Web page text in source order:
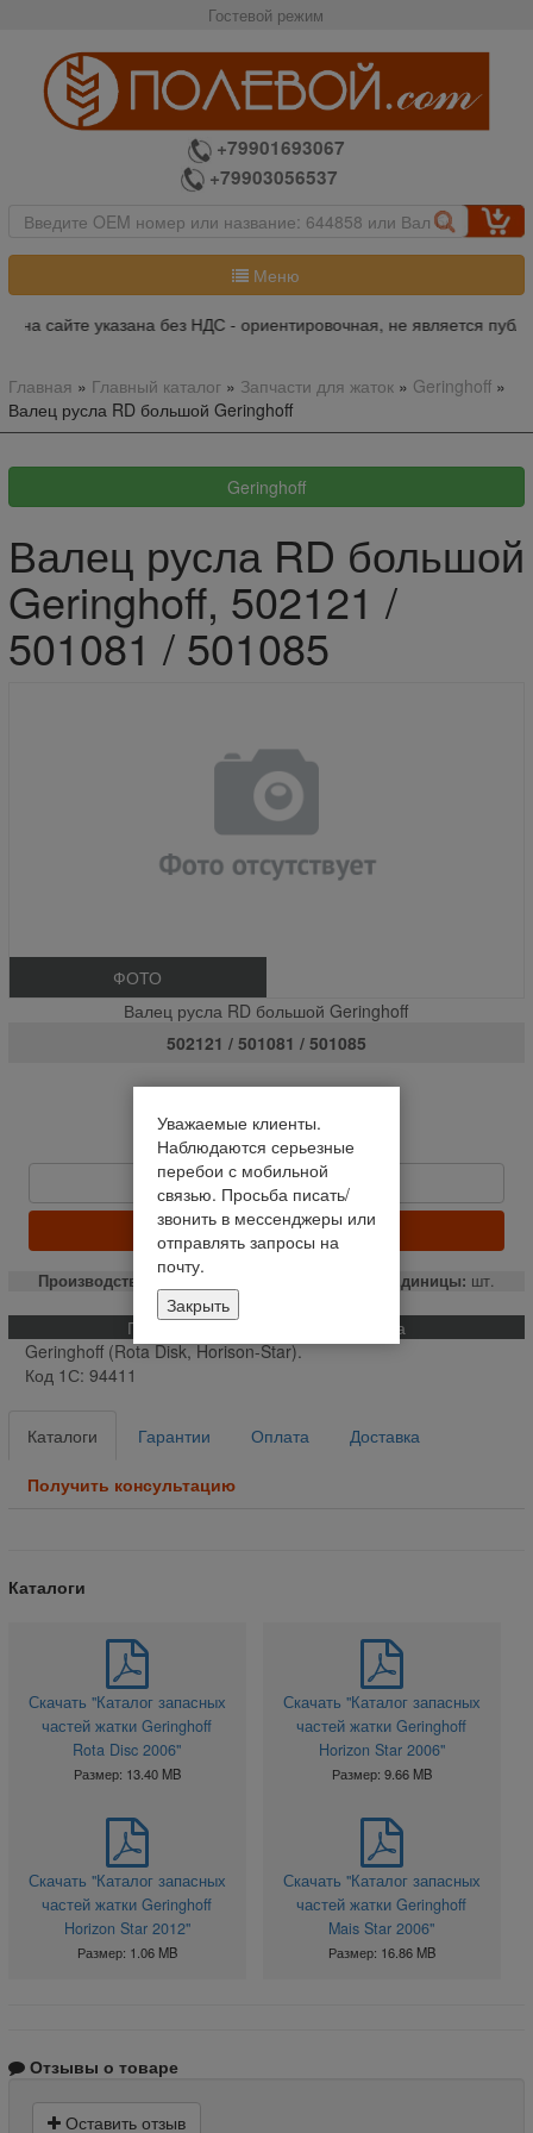
Гостевой режим
+79901693067
+79903056537
Меню
на сайте указана без НДС - ориентировочная, не является
Главная » Главный каталог» Запчасти для жаток» Geringhoff»
Валец русла RD большой Geringhoff
Валец русла RD большой
Geringhoff, 502121 /
501081 / 501085
ФОТО
Валец русла RD большой Geringhoff
502121 / 501081 / 501085
Нет в наличии
Уведомить о наличии
36 615,38 руб
Быстрый заказ
ЗАКАЗАТЬ
Производство: Единицы: шт.
Применяемость и описание товара
Geringhoff (Rota Disk, Horison-Star).
Код 1С: 94411
Каталоги Гарантии Оплата Доставка
Получить консультацию
Каталоги
Скачать "Каталог запасных
частей жатки Geringhoff
Rota Disc 2006"
Размер: 13.40 MB
Скачать "Каталог запасных
частей жатки Geringhoff
Horizon Star 2006"
Размер: 9.66 MB
Скачать "Каталог запасных
частей жатки Geringhoff
Horizon Star 2012"
Размер: 1.06 MB
Скачать "Каталог запасных
частей жатки Geringhoff
Mais Star 2006"
Размер: 16.86 MB
Отзывы о товаре
Оставить отзыв
Уважаемые клиенты.
Наблюдаются серьезные
перебои с мобильной
связью. Просьба писать/
звонить в мессенджеры или
отправлять запросы на
почту.
Закрыть